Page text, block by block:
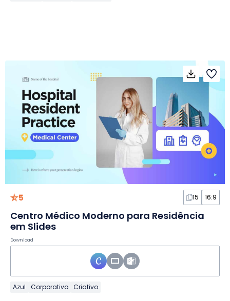
5 15 16:9
Centro Médico Moderno para Residência
em Slides
Download
Azul Corporativo Criativo